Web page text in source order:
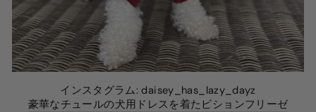
インスタグラム: daisey_has_lazy_dayz
豪華なチュールの犬用ドレスを着たビションフリーゼ